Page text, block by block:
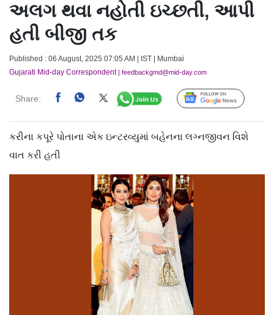
અલગ થવા નહોતી ઇચ્છતી, આપી
હતી બીજી તક
Published : 06 August, 2025 07:05 AM | IST | Mumbai
Gujarati Mid-day Correspondent| feedbackgmd@mid-day.com
Share: Follow Us
કરીના કપૂરે પોતાના એક ઇન્ટરવ્યુમાં બહેનના લગ્નજીવન વિશે
વાત કરી હતી